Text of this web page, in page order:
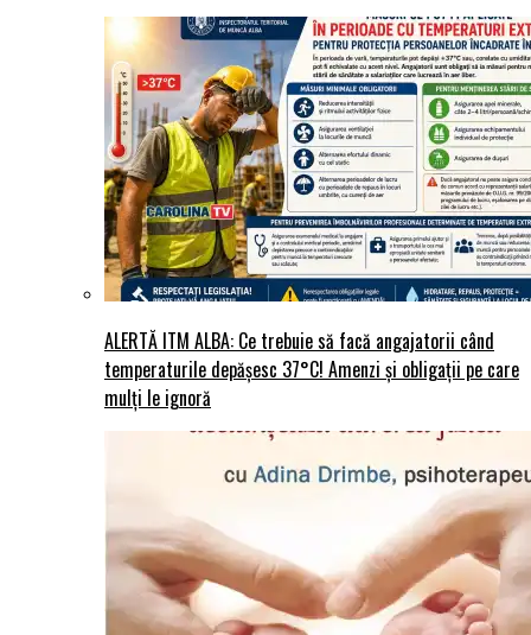
ALERTĂ ITM ALBA: Ce trebuie să facă angajatorii când
temperaturile depășesc 37°C! Amenzi și obligații pe care
mulți le ignoră